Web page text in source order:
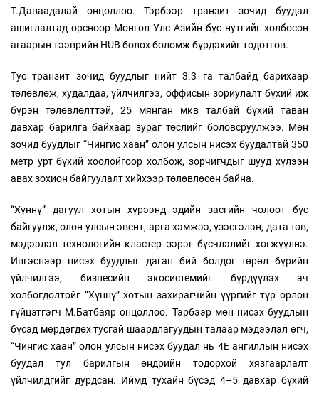
Т.Даваадалай онцоллоо. Тэрбээр транзит зочид буудал
ашиглалтад орсноор Монгол Улс Азийн бүс нутгийг холбосон
агаарын тээврийн HUB болох боломж бүрдэхийг тодотгов.
Тус транзит зочид буудлыг нийт 3.3 га талбайд барихаар
төлөвлөж, худалдаа, үйлчилгээ, оффисын зориулалт бүхий иж
бүрэн төлөвлөлттэй, 25 мянган мкв талбай бүхий таван
давхар барилга байхаар зураг төслийг боловсруулжээ. Мөн
зочид буудлыг “Чингис хаан” олон улсын нисэх буудалтай 350
метр урт бүхий хоолойгоор холбож, зорчигчдыг шууд хүлээн
авах зохион байгуулалт хийхээр төлөвлөсөн байна.
“Хүннү” дагуул хотын хүрээнд эдийн засгийн чөлөөт бүс
байгуулж, олон улсын эвент, арга хэмжээ, үзэсгэлэн, дата төв,
мэдээлэл технологийн кластер зэрэг бүсчлэлийг хөгжүүлнэ.
Ингэснээр нисэх буудлыг даган бий болдог төрөл бүрийн
үйлчилгээ, бизнесийн экосистемийг бүрдүүлэх ач
холбогдолтойг “Хүннү” хотын захирагчийн үүргийг түр орлон
гүйцэтгэгч М.Батбаяр онцоллоо. Тэрбээр мөн нисэх буудлын
бүсэд мөрдөгдөх тусгай шаардлагуудын талаар мэдээлэл өгч,
“Чингис хаан” олон улсын нисэх буудал нь 4Е ангиллын нисэх
буудал тул барилгын өндрийн тодорхой хязгаарлалт
үйлчилдгийг дурдсан. Иймд тухайн бүсэд 4–5 давхар бүхий